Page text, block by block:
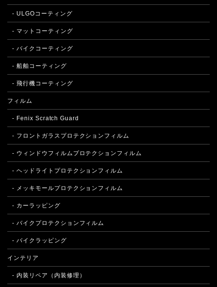
- ULGOコーティング
- マットコーティング
- バイクコーティング
- 船舶コーティング
- 飛行機コーティング
フィルム
- Fenix Scratch Guard
- フロントガラスプロテクションフィルム
- ウィンドウフィルムプロテクションフィルム
- ヘッドライトプロテクションフィルム
- メッキモールプロテクションフィルム
- カーラッピング
- バイクプロテクションフィルム
- バイクラッピング
インテリア
- 内装リペア（内装修理）